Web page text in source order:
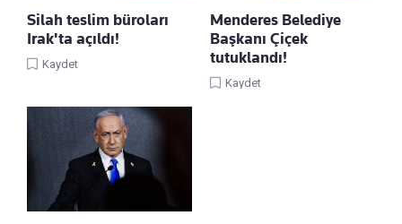
Silah teslim büroları
Irak'ta açıldı!
Kaydet
Menderes Belediye
Başkanı Çiçek
tutuklandı!
Kaydet